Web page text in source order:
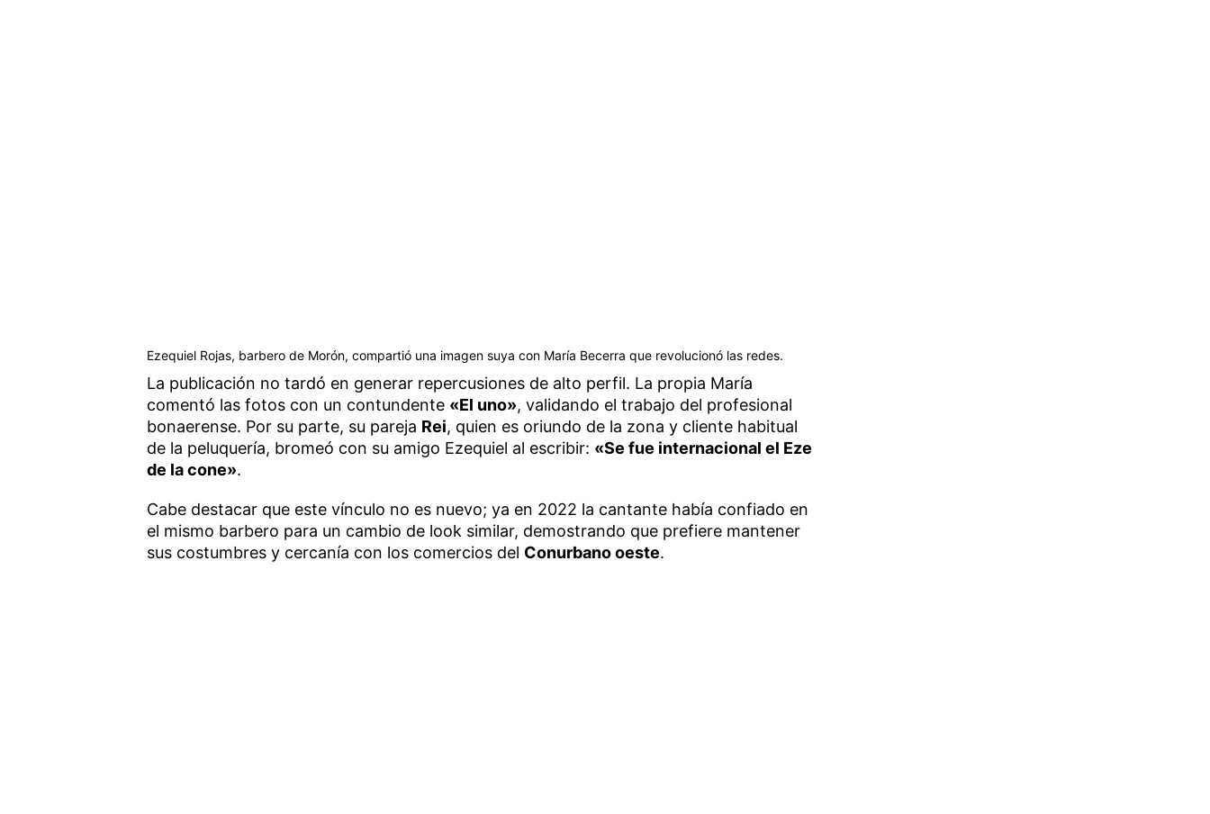
Ezequiel Rojas, barbero de Morón, compartió una imagen suya con María Becerra que revolucionó las redes.
La publicación no tardó en generar repercusiones de alto perfil. La propia María
comentó las fotos con un contundente «El uno», validando el trabajo del profesional
bonaerense. Por su parte, su pareja Rei, quien es oriundo de la zona y cliente habitual
de la peluquería, bromeó con su amigo Ezequiel al escribir: «Se fue internacional el Eze
de la cone».
Cabe destacar que este vínculo no es nuevo; ya en 2022 la cantante había confiado en
el mismo barbero para un cambio de look similar, demostrando que prefiere mantener
sus costumbres y cercanía con los comercios del Conurbano oeste.